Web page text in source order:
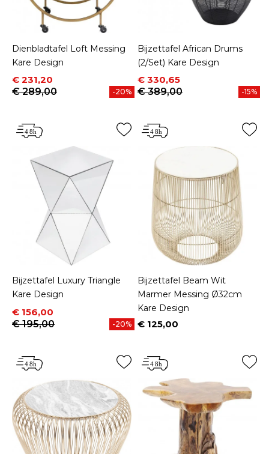
Dienbladtafel Loft Messing
Kare Design
Prijs
€ 231,20
Normale prijs
€ 289,00
-20%
Bijzettafel African Drums
(2/Set) Kare Design
Prijs
€ 330,65
Normale prijs
€ 389,00
-15%
Bijzettafel Luxury Triangle
Kare Design
Prijs
€ 156,00
Normale prijs
€ 195,00
-20%
Bijzettafel Beam Wit
Marmer Messing Ø32cm
Kare Design
Prijs
€ 125,00